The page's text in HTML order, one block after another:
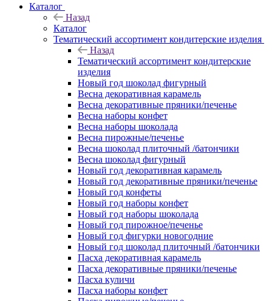
Каталог
Назад
Каталог
Тематический ассортимент кондитерские изделия
Назад
Тематический ассортимент кондитерские
изделия
Новый год шоколад фигурный
Весна декоративная карамель
Весна декоративные пряники/печенье
Весна наборы конфет
Весна наборы шоколада
Весна пирожные/печенье
Весна шоколад плиточный /батончики
Весна шоколад фигурный
Новый год декоративная карамель
Новый год декоративные пряники/печенье
Новый год конфеты
Новый год наборы конфет
Новый год наборы шоколада
Новый год пирожное/печенье
Новый год фигурки новогодние
Новый год шоколад плиточный /батончики
Пасха декоративная карамель
Пасха декоративные пряники/печенье
Пасха куличи
Пасха наборы конфет